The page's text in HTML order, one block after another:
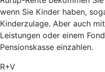
wenn Sie Kinder haben,
Kinderzulage. Aber auch
Leistungen oder einem
Pensionskasse einzahlen.
R+V